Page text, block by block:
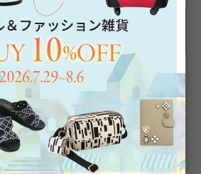
Category
アイテムカテゴリー